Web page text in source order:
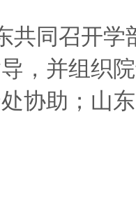
同召开学
，并组织
协助；山